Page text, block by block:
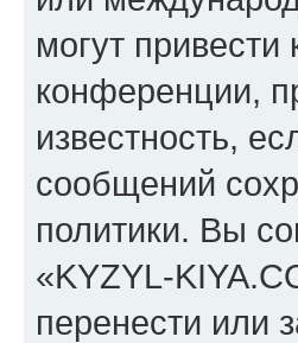
могут
конференции,
известность,
сообщений
политики. Вы
«KYZYL-
перенести или